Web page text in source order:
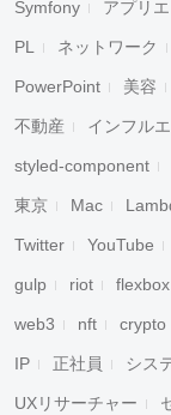
Symfony アプリ
PL ネットワーク
PowerPoint 美容
不動産 インフル
styled-component
東京 Mac
Twitter YouTube
gulp riot flexbox
web3 nft crypto
IP 正社員 シス
UXリサーチャー